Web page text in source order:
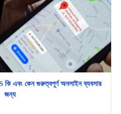
এবং কেন গুরুত্বপূর্ণ অনলাইন ব্যবসার
জন্য